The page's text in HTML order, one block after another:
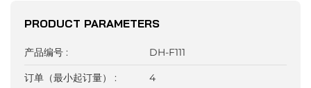
PRODUCT PARAMETERS
产品编号 : DH-F111
订单（最小起订量） : 4